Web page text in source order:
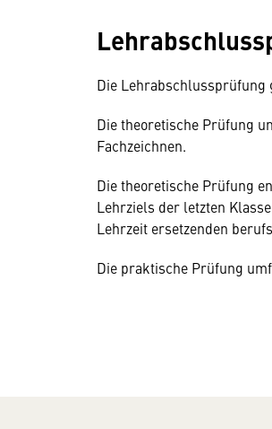
Die Lehrabschlussprüfung
Die theoretische Prüfung
Fachzeichnen.
Die theoretische Prüfung
Lehrziels der letzten
Lehrzeit ersetzenden
Die praktische Prüfung